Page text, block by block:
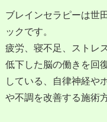
ブレインセラピーは世
ックです。
疲労、寝不足、ストレ
低下した脳の働きを回
している、自律神経や
や不調を改善する施術